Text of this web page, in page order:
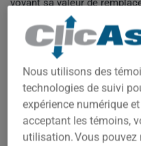
voyant sa valeur de
Pour trouver la meilleur
350Z 2006, il est plus
options disponibles.
1 250$
Nous utilisons des
technologies de suivi
expérience numérique
acceptant les témoins,
utilisation. Vous